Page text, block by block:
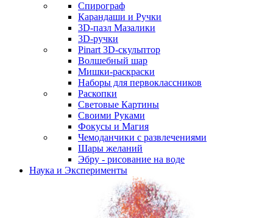
Спирограф
Карандаши и Ручки
3D-пазл Мазалики
3D-ручки
Pinart 3D-скульптор
Волшебный шар
Мишки-раскраски
Наборы для первоклассников
Раскопки
Световые Картины
Своими Руками
Фокусы и Магия
Чемоданчики с развлечениями
Шары желаний
Эбру - рисование на воде
Наука и Эксперименты